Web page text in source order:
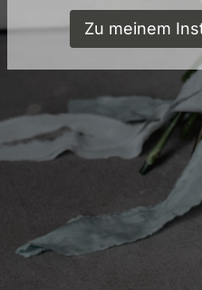
Zu meinem